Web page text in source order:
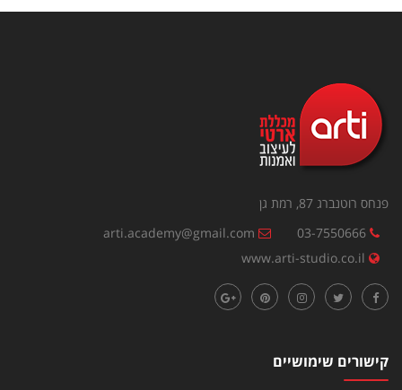
פנחס רוטנברג 87, רמת גן
03-7550666
arti.academy@gmail.com
www.arti-studio.co.il
קישורים שימושיים